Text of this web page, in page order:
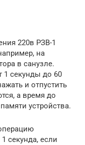
220в РЗВ-1
на
в санузле.
1 секунды до 60
и отпустить
а время до
устройства.
секунда, если